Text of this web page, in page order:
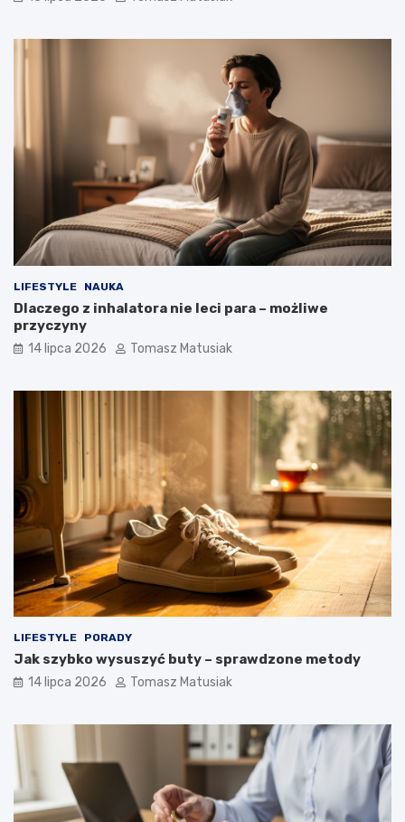
LIFESTYLE NAUKA
Dlaczego z inhalatora nie leci para – możliwe
przyczyny
14 lipca 2026 Tomasz Matusiak
LIFESTYLE PORADY
Jak szybko wysuszyć buty – sprawdzone metody
14 lipca 2026 Tomasz Matusiak